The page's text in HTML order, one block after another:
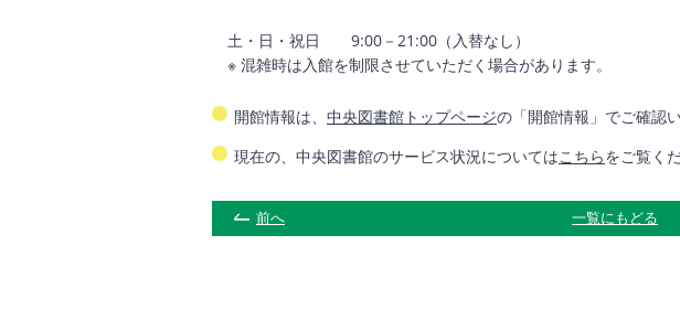
土・日・祝日 9:00－21:00 （入替なし）
※ 混雑時は入館を制限させていただく場合があります。
開館情報は、 中央図書館トップページの「開館情報」でご確認
現在の、中央図書館のサービス状況についてはこちらをご覧く
前へ 一覧にもどる